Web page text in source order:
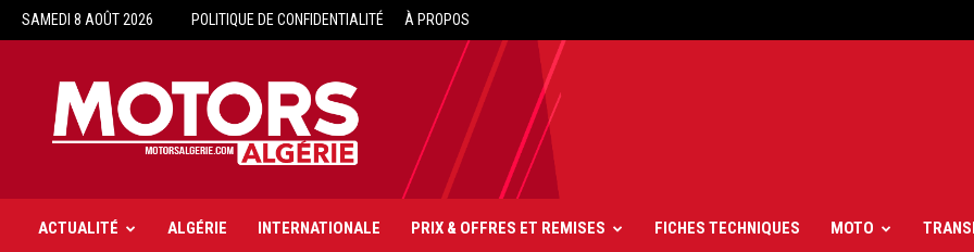
SAMEDI 8 AOÛT 2026 POLITIQUE DE CONFIDENTIALITÉ À PROPOS
Motors
Algérie
ACTUALITÉ ALGÉRIE INTERNATIONALE PRIX & OFFRES ET REMISES FICHES TECHNIQUES MOTO